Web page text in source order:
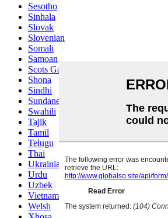
Sesotho
Sinhala
Slovak
Slovenian
Somali
Samoan
Scots Gaelic
Shona
Sindhi
Sundanese
Swahili
Tajik
Tamil
Telugu
Thai
Ukrainian
Urdu
Uzbek
Vietnamese
Welsh